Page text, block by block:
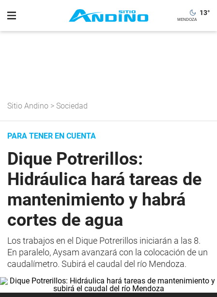
13°
Sitio Andino > Sociedad
PARA TENER EN CUENTA
Dique Potrerillos:
Hidráulica hará tareas de
mantenimiento y habrá
cortes de agua
Los trabajos en el Dique Potrerillos iniciarán a las 8.
En paralelo, Aysam avanzará con la colocación de un
caudalímetro. Subirá el caudal del río Mendoza.